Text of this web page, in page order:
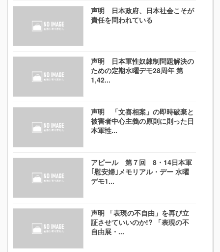
声明 日本政府、日本社会こそが
責任を問われている
声明 日本軍性奴隷制問題解決の
ための定期水曜デモ28周年 第
1,42...
声明 「文喜相案」の即時破棄と
被害者中心主義の原則に則った日
本軍性...
アピール 第７回 8・14日本軍
｢慰安婦｣メモリアル・デー 水曜
デモ1...
声明 「表現の不自由」を再び立
証させていいのか!? 「表現の不
自由展・...